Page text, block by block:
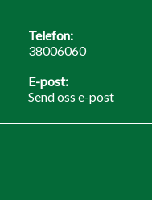
Telefon:
38006060
E-post:
Send oss e-post